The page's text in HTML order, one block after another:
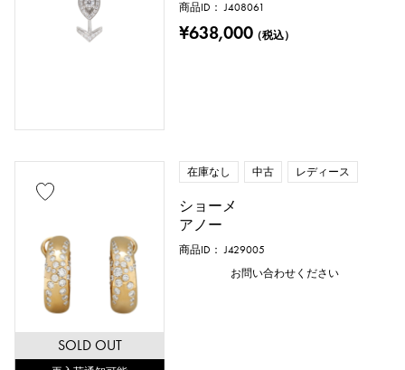
商品ID： J408061
¥638,000（税込）
SOLD OUT
在庫なし 中古 レディース
ショーメ
アノー
商品ID： J429005
お問い合わせください